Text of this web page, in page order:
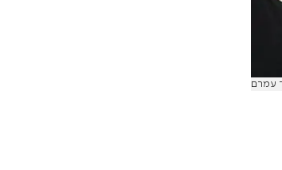
עמרם